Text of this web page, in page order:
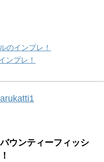
のインプレ！
ンプレ！
ウンティーフィッシ